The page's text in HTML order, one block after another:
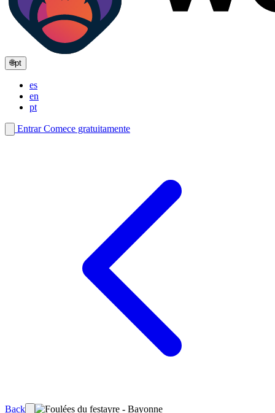
🌐pt
es
en
pt
EntrarComece gratuitamente
Back